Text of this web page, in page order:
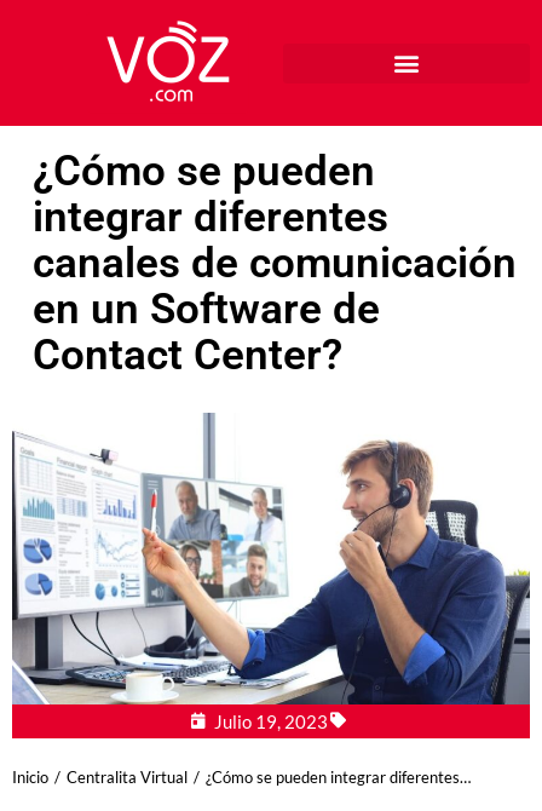
¿Cómo se pueden
integrar diferentes
canales de comunicación
en un Software de
Contact Center?
Julio 19, 2023
Estás aquí:
Inicio Centralita Virtual ¿Cómo se pueden integrar diferentes…